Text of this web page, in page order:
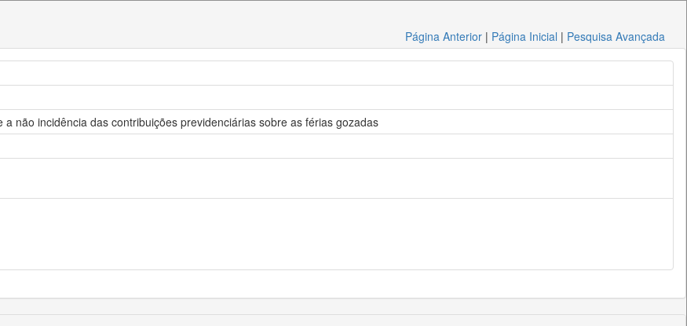
Página Anterior | Página Inicial | Pesquisa Avançada
não incidência das contribuições previdenciárias sobre as férias gozadas